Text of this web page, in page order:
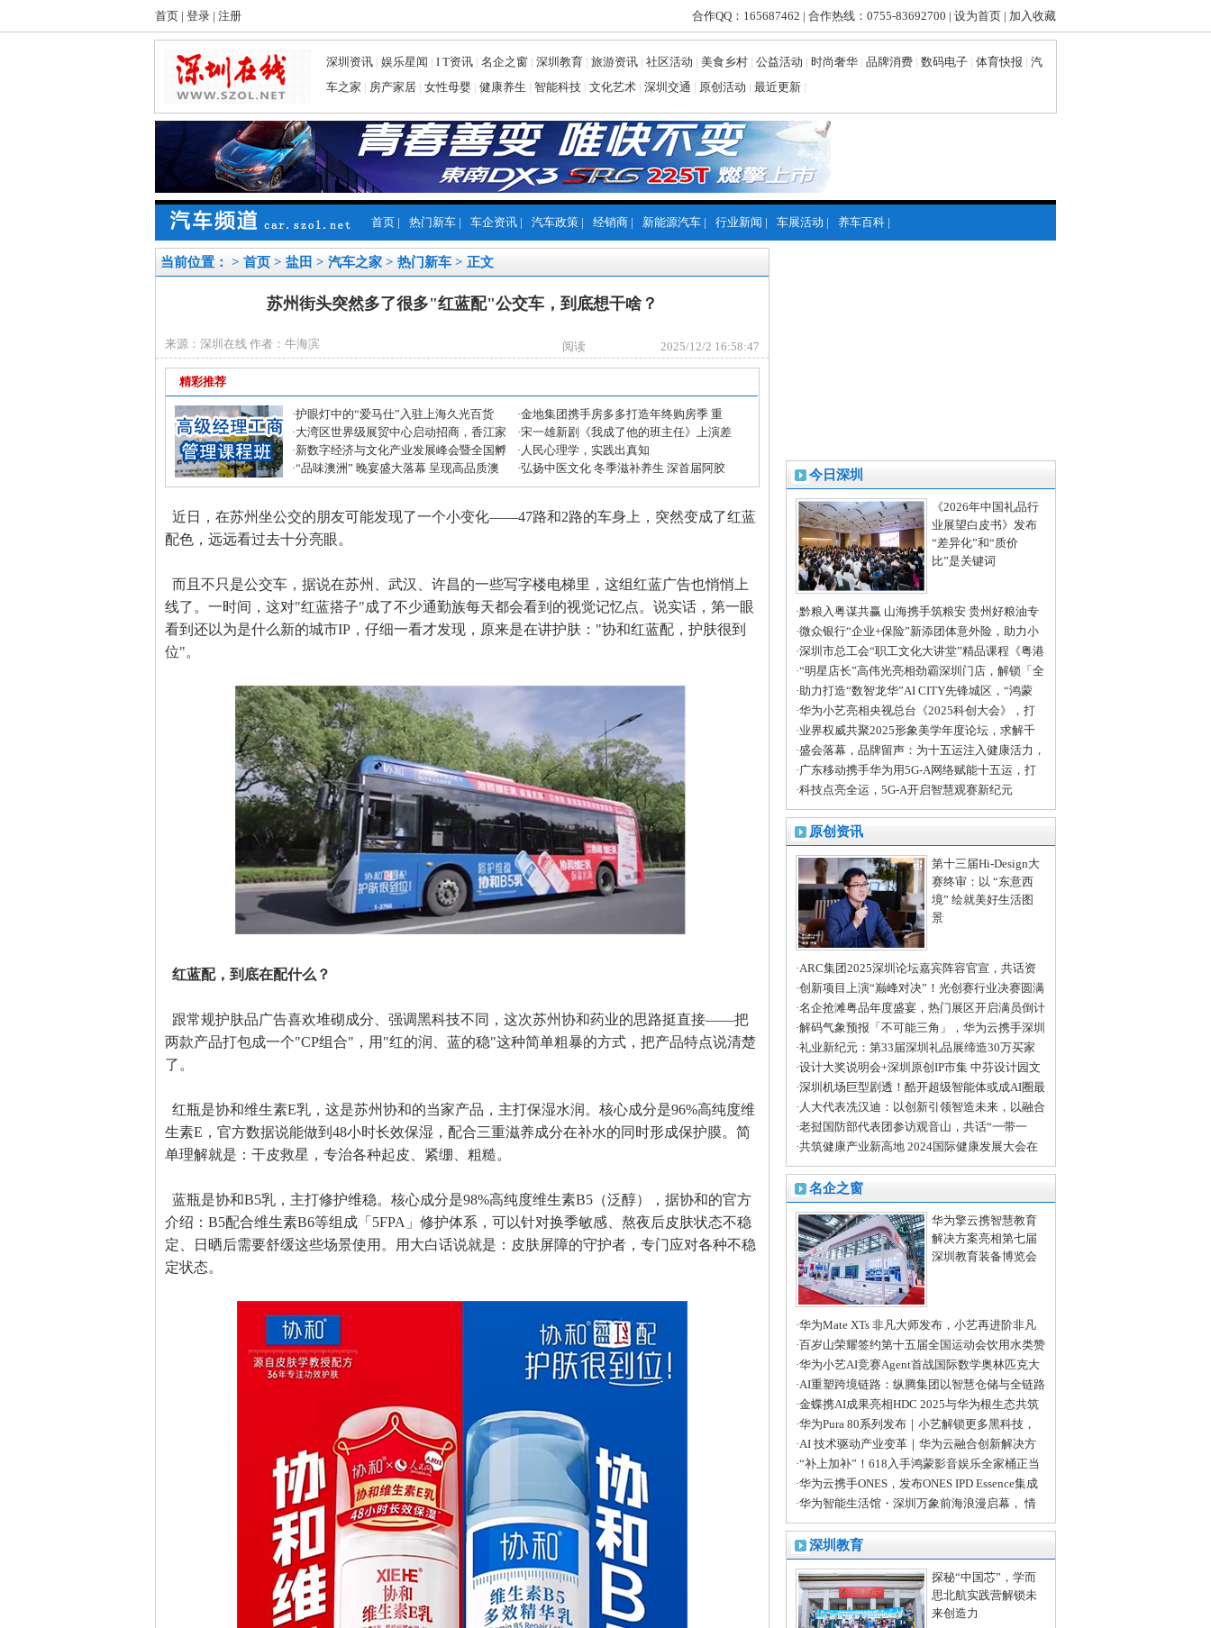
合作QQ：165687462 | 合作热线：0755-83692700 | 设为首页 | 加入收藏
首页 | 登录 | 注册
深圳资讯 | 娱乐星闻 | I T资讯 | 名企之窗 | 深圳教育 | 旅游资讯 | 社区活动 | 美食乡村 | 公益活动 | 时尚奢华 | 品牌消费 | 数码电子 | 体育快报 | 汽
车之家 | 房产家居 | 女性母婴 | 健康养生 | 智能科技 | 文化艺术 | 深圳交通 | 原创活动 | 最近更新 |
首页 | 热门新车 | 车企资讯 | 汽车政策 | 经销商 | 新能源汽车 | 行业新闻 | 车展活动 | 养车百科 |
今日深圳
《2026年中国礼品行
业展望白皮书》发布
“差异化”和“质价
比”是关键词
·黔粮入粤谋共赢 山海携手筑粮安 贵州好粮油专
场推介走进大湾区
·微众银行“企业+保险”新添团体意外险，助力小
微企业的用工安全保障
·深圳市总工会“职工文化大讲堂”精品课程《粤港
澳大湾区合作现状与前景展望》
·“明星店长”高伟光亮相劲霸深圳门店，解锁「全
场景 新商务」着装哲学
·助力打造“数智龙华”AI CITY先锋城区，“鸿蒙
+昇腾”双生态数字孪生平台成功落地
·华为小艺亮相央视总台《2025科创大会》，打
造Agent时代人机交互新范式
·业界权威共聚2025形象美学年度论坛，求解千
亿市场“美力方程”
·盛会落幕，品牌留声：为十五运注入健康活力，
百岁山做健康中国的同行者
·广东移动携手华为用5G‑A网络赋能十五运，打
造智慧全运新标杆
·科技点亮全运，5G-A开启智慧观赛新纪元
原创资讯
第十三届Hi-Design大
赛终审：以 “东意西
境” 绘就美好生活图
景
·ARC集团2025深圳论坛嘉宾阵容官宣，共话资
本市场跨境并购新机遇
·创新项目上演“巅峰对决”！光创赛行业决赛圆满
结束
·名企抢滩粤品年度盛宴，热门展区开启满员倒计
时
·解码气象预报「不可能三角」，华为云携手深圳
气象局开辟AI算天新路径
·礼业新纪元：第33届深圳礼品展缔造30万买家
的全球商贸盛宴
·设计大奖说明会+深圳原创IP市集 中芬设计园文
博会分会场亮点纷呈
·深圳机场巨型剧透！酷开超级智能体或成AI圈最
大变量
· 人大代表冼汉迪：以创新引领智造未来，以融合
共进发展新质生产力
·老挝国防部代表团参访观音山，共话“一带一
路”新发展
·共筑健康产业新高地 2024国际健康发展大会在
长沙举行
名企之窗
华为擎云携智慧教育
解决方案亮相第七届
深圳教育装备博览会
·华为Mate XTs 非凡大师发布，小艺再进阶非凡
AI智慧体验
·百岁山荣耀签约第十五届全国运动会饮用水类赞
助商！水中贵族携手全民体育盛事！
·华为小艺AI竞赛Agent首战国际数学奥林匹克大
赛（IMO）荣获佳绩！
·AI重塑跨境链路：纵腾集团以智慧仓储与全链路
服务领跑新竞速
·金蝶携AI成果亮相HDC 2025与华为根生态共筑
AI新未来
·华为Pura 80系列发布｜小艺解锁更多黑科技，
边看边聊边思考
·AI 技术驱动产业变革｜华为云融合创新解决方
案，助力龙岗工业智能化升级
·“补上加补”！618入手鸿蒙影音娱乐全家桶正当
时
·华为云携手ONES，发布ONES IPD Essence集成
产品研发精要解决方案
·华为智能生活馆・深圳万象前海浪漫启幕， 情
人节“圳”好遇见你！
深圳教育
探秘“中国芯”，学而
思北航实践营解锁未
来创造力
当前位置： > 首页 > 盐田 > 汽车之家 > 热门新车 > 正文
苏州街头突然多了很多"红蓝配"公交车，到底想干啥？
阅读 2025/12/2 16:58:47
来源：深圳在线 作者：牛海滨
精彩推荐
·护眼灯中的“爱马仕”入驻上海久光百货 ·金地集团携手房多多打造年终购房季 重
磅优惠助力美好生活
·大湾区世界级展贸中心启动招商，香江家
居打造建材家居业“东方米兰展”
·宋一雄新剧《我成了他的班主任》上演差
生逆袭
·新数字经济与文化产业发展峰会暨全国孵
化中心年度盛典圆满收官
· 人民心理学，实践出真知
·“品味澳洲” 晚宴盛大落幕 呈现高品质澳
式美味
·弘扬中医文化 冬季滋补养生 深首届阿胶
滋补节掀起鹏城养生潮
近日，在苏州坐公交的朋友可能发现了一个小变化——47路和2路的车身上，突然变成了红蓝
配色，远远看过去十分亮眼。
而且不只是公交车，据说在苏州、武汉、许昌的一些写字楼电梯里，这组红蓝广告也悄悄上
线了。一时间，这对"红蓝搭子"成了不少通勤族每天都会看到的视觉记忆点。说实话，第一眼
看到还以为是什么新的城市IP，仔细一看才发现，原来是在讲护肤："协和红蓝配，护肤很到
位"。
红蓝配，到底在配什么？
跟常规护肤品广告喜欢堆砌成分、强调黑科技不同，这次苏州协和药业的思路挺直接——把
两款产品打包成一个"CP组合"，用"红的润、蓝的稳"这种简单粗暴的方式，把产品特点说清楚
了。
红瓶是协和维生素E乳，这是苏州协和的当家产品，主打保湿水润。核心成分是96%高纯度维
生素E，官方数据说能做到48小时长效保湿，配合三重滋养成分在补水的同时形成保护膜。简
单理解就是：干皮救星，专治各种起皮、紧绷、粗糙。
蓝瓶是协和B5乳，主打修护维稳。核心成分是98%高纯度维生素B5（泛醇），据协和的官方
介绍：B5配合维生素B6等组成「5FPA」修护体系，可以针对换季敏感、熬夜后皮肤状态不稳
定、日晒后需要舒缓这些场景使用。用大白话说就是：皮肤屏障的守护者，专门应对各种不稳
定状态。